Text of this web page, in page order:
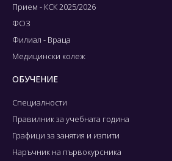
Прием - КСК 2025/2026
ФОЗ
Филиал - Враца
Медицински колеж
ОБУЧЕНИЕ
Специалности
Правилник за учебната година
Графици за занятия и изпити
Наръчник на първокурсника